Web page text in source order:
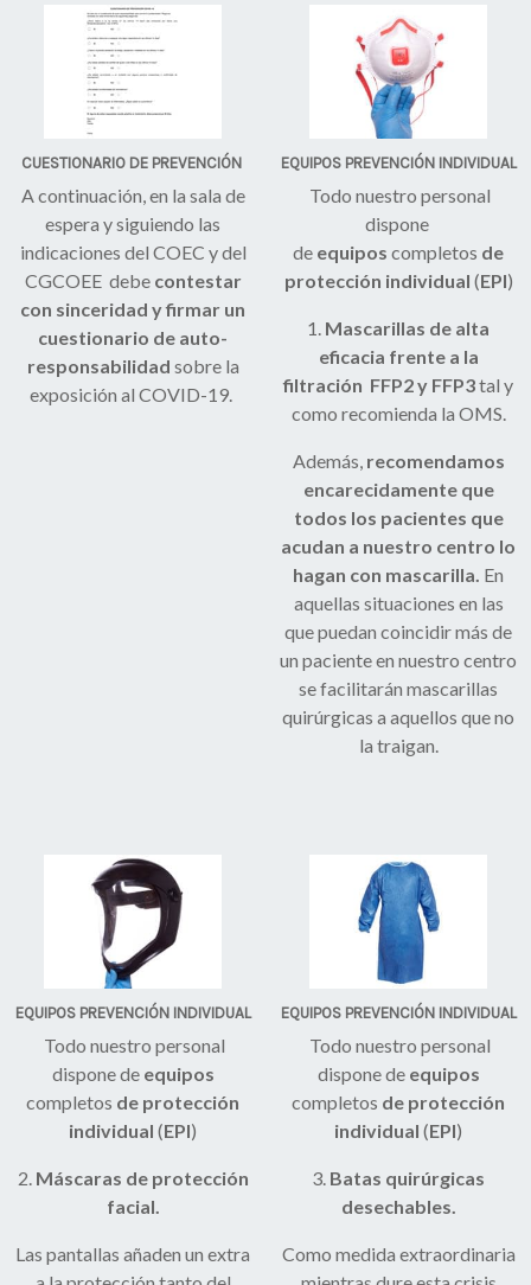
CUESTIONARIO DE PREVENCIÓN
A continuación, en la sala de
espera y siguiendo las
indicaciones del COEC y del
CGCOEE debe contestar
con sinceridad y firmar un
cuestionario de auto-
responsabilidad sobre la
exposición al COVID-19.
EQUIPOS PREVENCIÓN INDIVIDUAL
Todo nuestro personal
dispone
de equipos completos de
protección individual (EPI)
1. Mascarillas de alta
eficacia frente a la
filtración FFP2 y FFP3tal y
como recomienda la OMS.
Además, recomendamos
encarecidamente que
todos los pacientes que
acudan a nuestro centro lo
hagan con mascarilla. En
aquellas situaciones en las
que puedan coincidir más de
un paciente en nuestro centro
se facilitarán mascarillas
quirúrgicas a aquellos que no
la traigan.
EQUIPOS PREVENCIÓN INDIVIDUAL
Todo nuestro personal
dispone de equipos
completos de protección
individual (EPI)
2. Máscaras de protección
facial.
Las pantallas añaden un extra
EQUIPOS PREVENCIÓN INDIVIDUAL
Todo nuestro personal
dispone de equipos
completos de protección
individual (EPI)
3. Batas quirúrgicas
desechables.
Como medida extraordinaria